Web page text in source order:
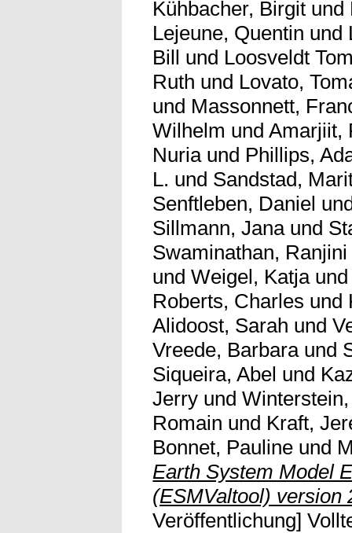
Kühbacher, Birgit und
Lejeune, Quentin und
Bill und Loosveldt
Ruth und Lovato,
und Massonnett,
Wilhelm undAmarjiit,
Nuriaund Phillips,
L. und Sandstad,
Senftleben, Daniel
Sillmann, Janaund
Swaminathan, Ranjini
undWeigel, Katja
Roberts, Charles und
Alidoost, Sarah und
Vreede, Barbaraund
Siqueira, Abel und
Jerry und
Romain und Kraft,
Bonnet, Pauline und
Earth System Model
(ESMValtool) version
Veröffentlichung]